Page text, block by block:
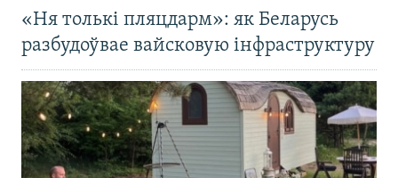
«Ня толькі пляцдарм»: як Беларусь
разбудоўвае вайсковую інфраструктуру